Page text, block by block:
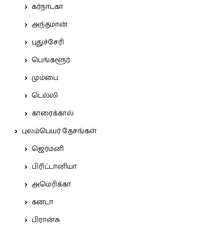
கர்நாடகா
அந்தமான்
புதுச்சேரி
பெங்களூர்
மும்பை
டெல்லி
காரைக்கால்
புலம்பெயர் தேசங்கள்
ஜெர்மனி
பிரிட்டானியா
அமெரிக்கா
கனடா
பிரான்சு